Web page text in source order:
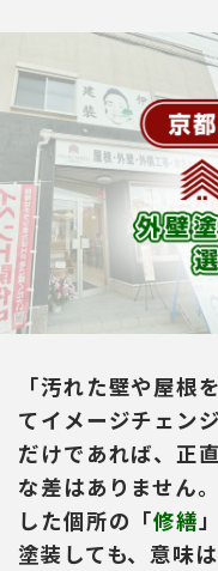
「汚れた壁や屋根
てイメージチェン
だけであれば、正
な差はありません
した個所の「修繕
塗装しても、意味